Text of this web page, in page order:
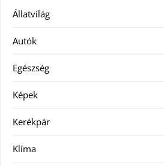
Állatvilág
Autók
Egészség
Képek
Kerékpár
Klíma